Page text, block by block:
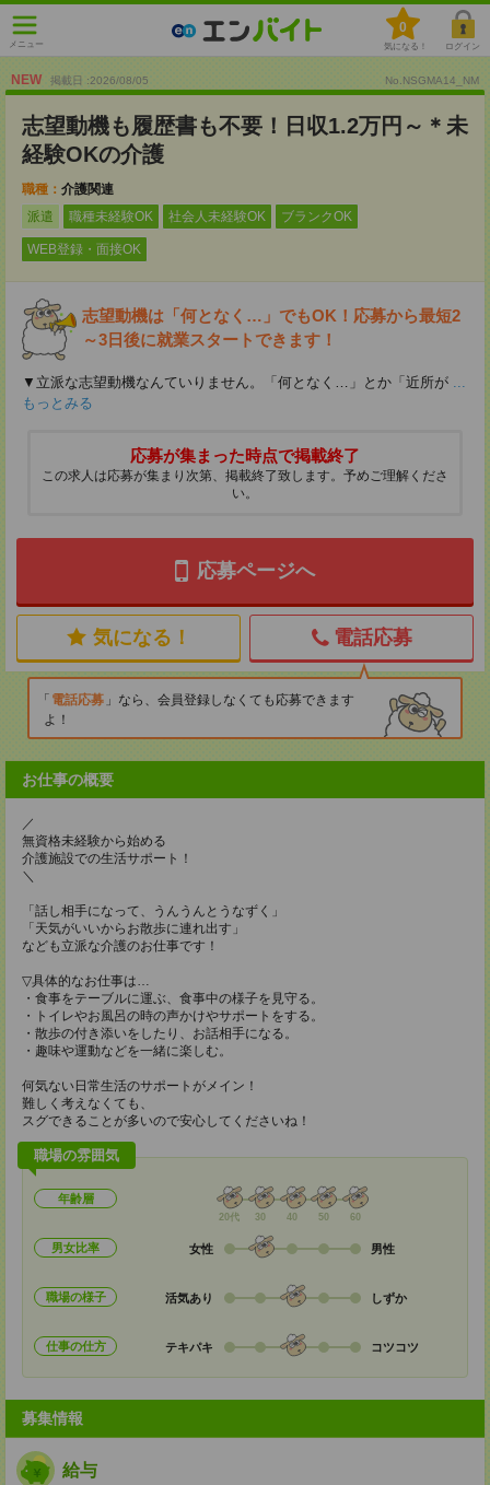
メニュー
0
気になる！ ログイン
NEW 掲載日 :2026/08/05 No.NSGMA14_NM
志望動機も履歴書も不要！日収1.2万円～＊未
経験OKの介護
職種： 介護関連
派遣
職種未経験OK 社会人未経験OK ブランクOK
WEB登録・面接OK
志望動機は「何となく…」でもOK！応募から最短2
～3日後に就業スタートできます！
▼立派な志望動機なんていりません。「何となく…」とか「近所が ...
もっとみる
応募が集まった時点で掲載終了
この求人は応募が集まり次第、掲載終了致します。予めご理解くださ
い。
応募ページへ
気になる！ 電話応募
電話応募
なら、会員登録しなくても応募できます
よ！
お仕事の概要
／
無資格未経験から始める
介護施設での生活サポート！
＼
「話し相手になって、うんうんとうなずく」
「天気がいいからお散歩に連れ出す」
なども立派な介護のお仕事です！
▽具体的なお仕事は…
・食事をテーブルに運ぶ、食事中の様子を見守る。
・トイレやお風呂の時の声かけやサポートをする。
・散歩の付き添いをしたり、お話相手になる。
・趣味や運動などを一緒に楽しむ。
何気ない日常生活のサポートがメイン！
難しく考えなくても、
スグできることが多いので安心してくださいね！
職場の雰囲気
年齢層
20代 30 40 50 60
男女比率 女性 男性
職場の様子 活気あり しずか
仕事の仕方 テキパキ コツコツ
募集情報
給与